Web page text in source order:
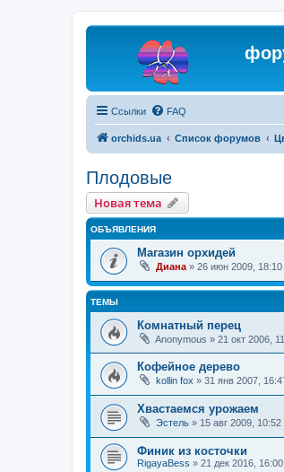
Ссылки FAQ
orchids.ua Список форумов
Плодовые
Новая тема
ОБЪЯВЛЕНИЯ
Магазин орхидей
Диана » 26 июн 2009, 18:10
ТЕМЫ
Комнатный перец
Anonymous » 21 окт 2006,
Кофейное дерево
kollin fox » 31 янв 2007,
Хвастаемся урожаем
Эстель » 15 авг 2009, 10:52
Финик из косточки
RigayaBess » 21 дек 2016, 16:00